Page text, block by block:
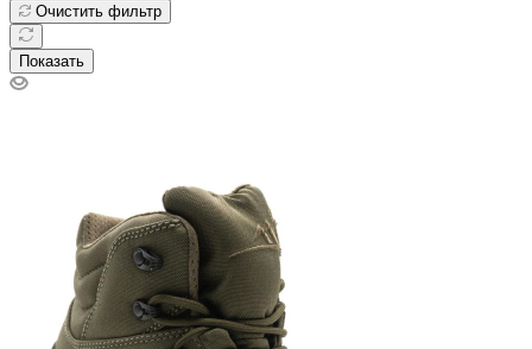
Очистить фильтр
Показать